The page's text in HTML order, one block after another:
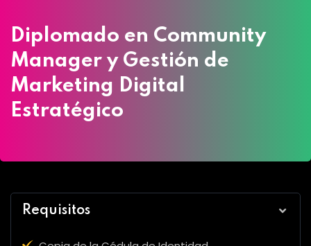
Diplomado en Community
Manager y Gestión de
Marketing Digital
Estratégico
Requisitos